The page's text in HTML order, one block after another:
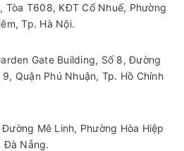
Tòa T608, KĐT Cổ Nhuế, Phường
Tp. Hà Nội.
Gate Building, Số 8, Đường
Quận Phú Nhuận, Tp. Hồ Chính
Mê Linh, Phường Hòa Hiệp
Đà Nẵng.